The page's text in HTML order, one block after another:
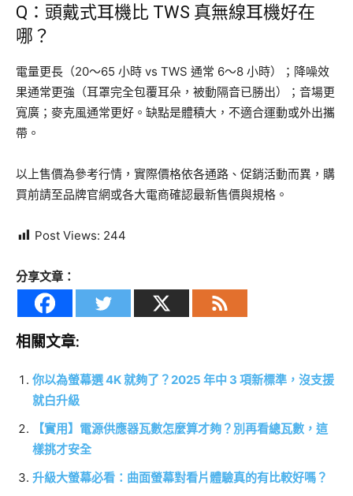
Q：頭戴式耳機比 TWS 真無線耳機好在
哪？
電量更長（20～65 小時 vs TWS 通常 6～8 小時）；降噪效
果通常更強（耳罩完全包覆耳朵，被動隔音已勝出）；音場更
寬廣；麥克風通常更好。缺點是體積大，不適合運動或外出攜
帶。
以上售價為參考行情，實際價格依各通路、促銷活動而異，購
買前請至品牌官網或各大電商確認最新售價與規格。
Post Views: 244
分享文章：
相關文章:
你以為螢幕選 4K 就夠了？2025 年中 3 項新標準，沒支援
就白升級
【實用】電源供應器瓦數怎麼算才夠？別再看總瓦數，這
樣挑才安全
升級大螢幕必看：曲面螢幕對看片體驗真的有比較好嗎？